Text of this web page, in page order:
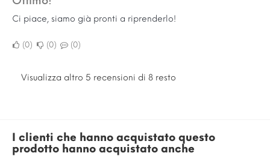
Ci piace, siamo già pronti a riprenderlo!
0 0 0
Visualizza altro 5 recensioni di 8 resto
I clienti che hanno acquistato questo
prodotto hanno acquistato anche